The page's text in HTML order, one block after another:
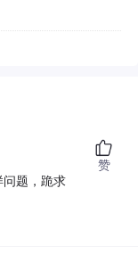
问题，跪求
赞